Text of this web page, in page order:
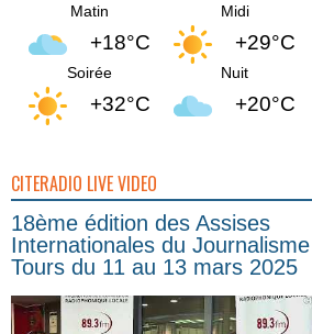
Matin
+18°C
Midi
+29°C
Soirée
+32°C
Nuit
+20°C
CITERADIO LIVE VIDEO
18ème édition des Assises
Internationales du
Tours du 11 au 13 mars 2025